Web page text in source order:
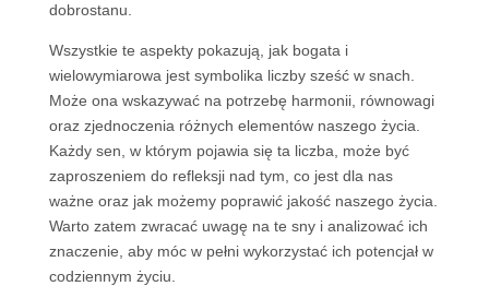
dobrostanu.
Wszystkie te aspekty pokazują, jak bogata i
wielowymiarowa jest symbolika liczby sześć w snach.
Może ona wskazywać na potrzebę harmonii, równowagi
oraz zjednoczenia różnych elementów naszego życia.
Każdy sen, w którym pojawia się ta liczba, może być
zaproszeniem do refleksji nad tym, co jest dla nas
ważne oraz jak możemy poprawić jakość naszego życia.
Warto zatem zwracać uwagę na te sny i analizować ich
znaczenie, aby móc w pełni wykorzystać ich potencjał w
codziennym życiu.